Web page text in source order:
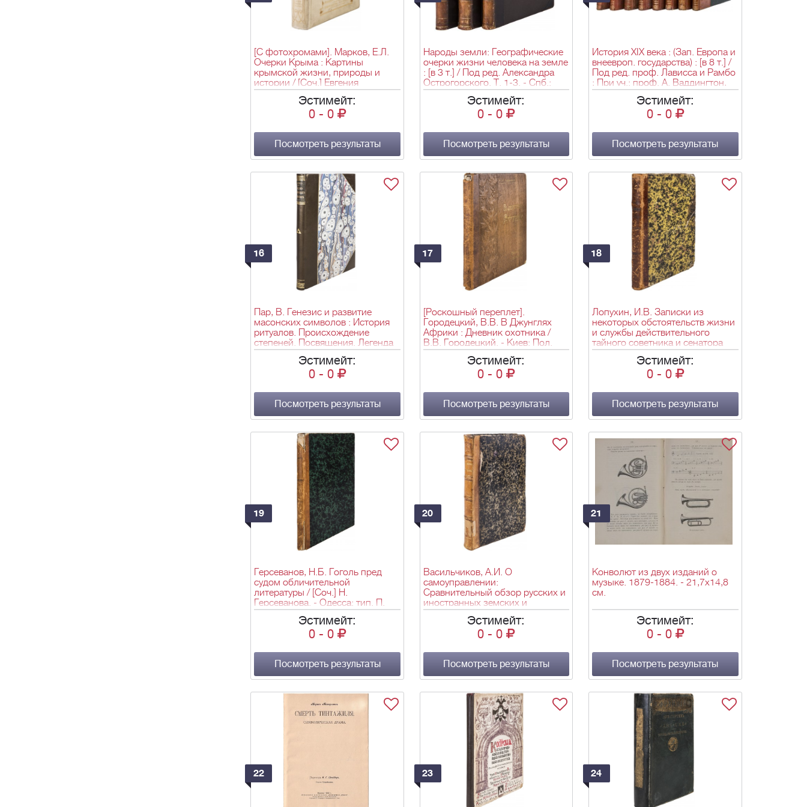
[С фотохромами]. Марков, Е.Л.
Очерки Крыма : Картины
крымской жизни, природы и
истории / [Соч.] Евгения
Маркова. - изд. 3-е. - СПб.; М.: т-
во М.О. Вольф, ценз. 1902. - XIV,
520, IV с., 1 л. фронт. (портр.),
Эстимейт:
0 -0
Посмотреть результаты
Народы земли: Географические
очерки жизни человека на земле
: [в 3 т.] / Под ред. Александра
Острогорского. Т. 1-3. - Спб.:
изд. т-ва "Обществ. польза",
[1903-1911]; 29х23 см.
Эстимейт:
0 -0
Посмотреть результаты
История XIX века : (Зап. Европа и
внеевроп. государства) : [в 8 т.] /
Под ред. проф. Лависса и Рамбо
; При уч.: проф. А. Ваддингтон,
проф. М. Валь, акад. гр. Альбер
Вандал и др. Пер. с фр. с доп. ст.
проф. А.Г. Виноградова, М.М.
- М.: Т-во «Бр. А. и И. Гранат и
К°», 1905-1907. - 8 т.; 26,7х18,3
см.
Эстимейт:
0- 0
Посмотреть результаты
16
Пар, В. Генезис и развитие
масонских символов : История
ритуалов. Происхождение
степеней. Посвящения. Легенда
о Хираме : (То, что должен знать
мастер) / Доктор Папюс ; Пер. с
фр. [и предисл.] В.В.В. - СПб.:
тюрьмы, 1911. - [8], 119 с.: ил.;
21,2х13,9 см.
Эстимейт:
0 -0
Посмотреть результаты
17
[Роскошный переплет].
Городецкий, В.В. В Джунглях
Африки : Дневник охотника /
В.В. Городецкий. - Киев: Пол.
тип., 1914. - [4], 184 с., 2 л. карт.:
ил.; 30,6х21,9 см.
Эстимейт:
0 -0
Посмотреть результаты
18
Лопухин, И.В. Записки из
некоторых обстоятельств жизни
и службы действительного
тайного советника и сенатора
И.В. Лопухина, составленный им
самим / С предисл. Искандера. -
Лондон: Trübner & C°, 1860. - [2],
Эстимейт:
0- 0
Посмотреть результаты
19
Герсеванов, Н.Б. Гоголь пред
судом обличительной
литературы / [Соч.] Н.
Герсеванова. - Одесса: тип. П.
Францова, 1861. - [2], 174 с.;
23,2х15,8 см.Эстимейт:
0 -0
Посмотреть результаты
20
Васильчиков, А.И. О
самоуправлении:
Сравнительный обзор русских и
иностранных земских и
общественных учреждений: [т. 2
из 2 т.] / [Соч.] кн. А.И.
Васильчикова. - Санкт-
1871]. Т. II. - VIII, 477 с.; 24х16,3
Эстимейт:
0 -0
Посмотреть результаты
21
Конволют из двух изданий о
музыке. 1879-1884. - 21,7х14,8
см.
Эстимейт:
0- 0
Посмотреть результаты
22 23 24